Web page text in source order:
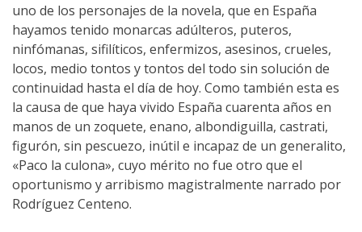
uno de los personajes de la novela, que en España
hayamos tenido monarcas adúlteros, puteros,
ninfómanas, sifilíticos, enfermizos, asesinos, crueles,
locos, medio tontos y tontos del todo sin solución de
continuidad hasta el día de hoy. Como también esta es
la causa de que haya vivido España cuarenta años en
manos de un zoquete, enano, albondiguilla, castrati,
figurón, sin pescuezo, inútil e incapaz de un generalito,
«Paco la culona», cuyo mérito no fue otro que el
oportunismo y arribismo magistralmente narrado por
Rodríguez Centeno.